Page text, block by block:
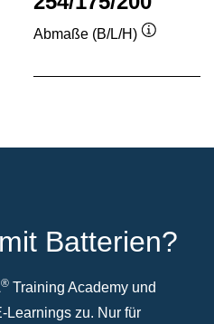
Abmaße (B/L/H)
Batterien?
® Training Academy und
Learnings zu. Nur für